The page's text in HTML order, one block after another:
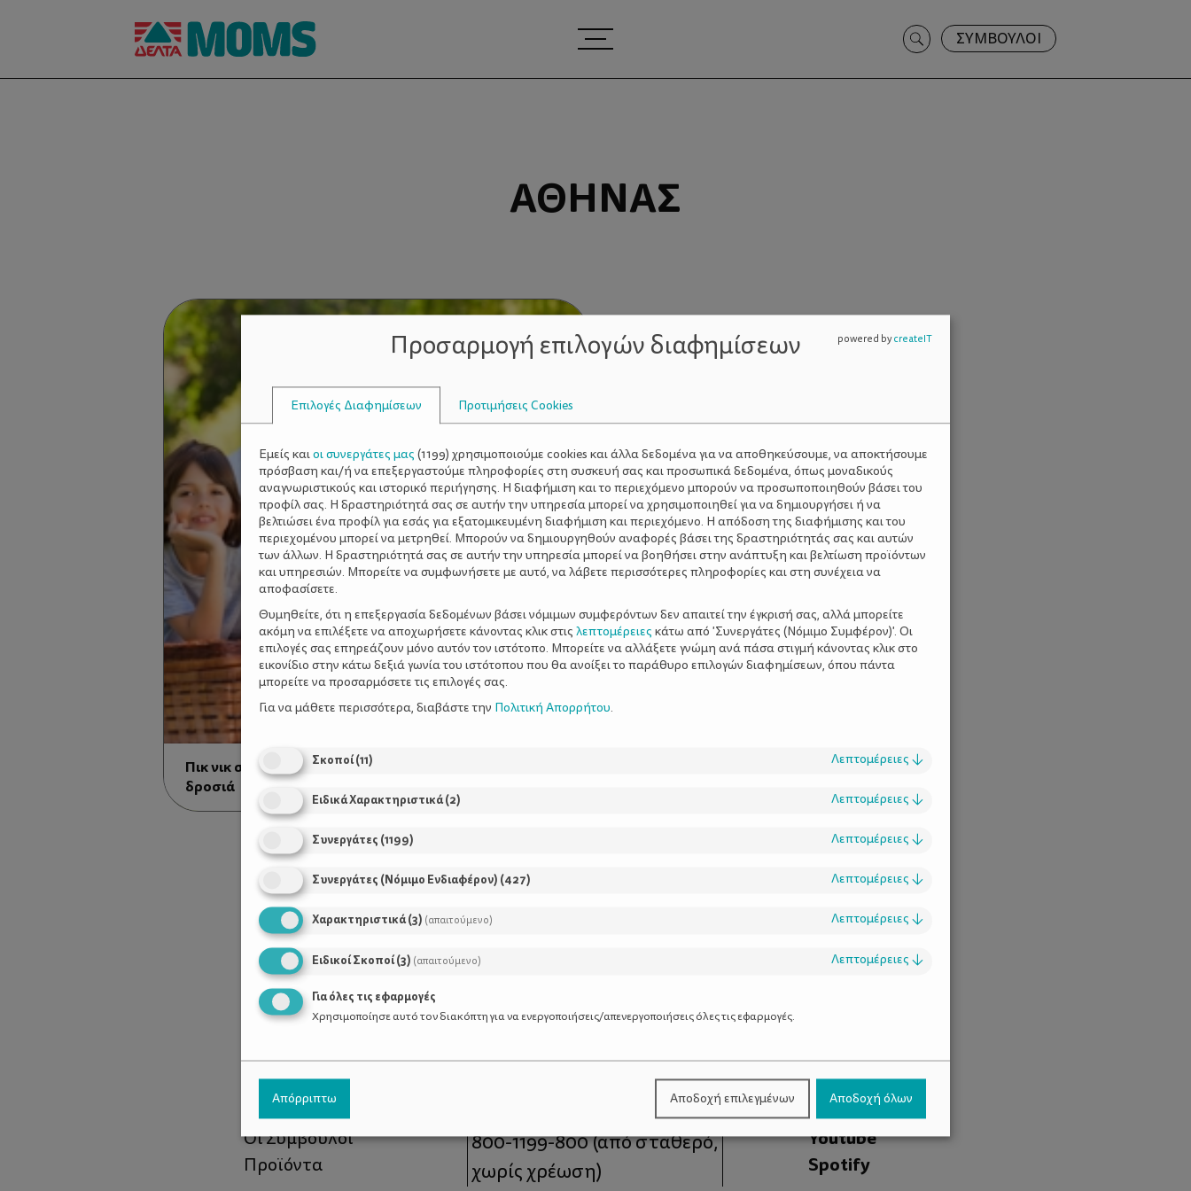
Search
for:
ΣΥΜΒΟΥΛΟΙ
ΑΘΉΝΑΣ
Πικ νικ στην Αττική – 14 διευθύνσεις όλο
δροσιά
Χρήσιμοι Σύνδεσμοι
Τι είναι το ΔΕΛΤΑ moms
Οι Σύμβουλοι
Προϊόντα
Τηλέφωνο Επικοινωνίας:
800-1199-800(από σταθερό,
χωρίς χρέωση)
Facebook
Instagram
Youtube
Spotify
Προσαρμογή επιλογών διαφημίσεων
Επιλογές Διαφημίσεων Προτιμήσεις Cookies
Εμείς καιοι συνεργάτες μας (1199) χρησιμοποιούμε cookies και άλλα δεδομένα για να αποθηκεύσουμε, να αποκτήσουμε
πρόσβαση και/ή να επεξεργαστούμε πληροφορίες στη συσκευή σας και προσωπικά δεδομένα, όπως μοναδικούς
αναγνωριστικούς και ιστορικό περιήγησης. Η διαφήμιση και το περιεχόμενο μπορούν να προσωποποιηθούν βάσει του
προφίλ σας. Η δραστηριότητά σας σε αυτήν την υπηρεσία μπορεί να χρησιμοποιηθεί για να δημιουργήσει ή να
βελτιώσει ένα προφίλ για εσάς για εξατομικευμένη διαφήμιση και περιεχόμενο. Η απόδοση της διαφήμισης και του
περιεχομένου μπορεί να μετρηθεί. Μπορούν να δημιουργηθούν αναφορές βάσει της δραστηριότητάς σας και αυτών
των άλλων. Η δραστηριότητά σας σε αυτήν την υπηρεσία μπορεί να βοηθήσει στην ανάπτυξη και βελτίωση προϊόντων
και υπηρεσιών. Μπορείτε να συμφωνήσετε με αυτό, να λάβετε περισσότερες πληροφορίες και στη συνέχεια να
αποφασίσετε.
Θυμηθείτε, ότι η επεξεργασία δεδομένων βάσει νόμιμων συμφερόντων δεν απαιτεί την έγκρισή σας, αλλά μπορείτε
ακόμη να επιλέξετε να αποχωρήσετε κάνοντας κλικ στις λεπτομέρειες κάτω από 'Συνεργάτες (Νόμιμο Συμφέρον)'. Οι
επιλογές σας επηρεάζουν μόνο αυτόν τον ιστότοπο. Μπορείτε να αλλάξετε γνώμη ανά πάσα στιγμή κάνοντας κλικ στο
εικονίδιο στην κάτω δεξιά γωνία του ιστότοπου που θα ανοίξει το παράθυρο επιλογών διαφημίσεων, όπου πάντα
μπορείτε να προσαρμόσετε τις επιλογές σας.
Για να μάθετε περισσότερα, διαβάστε την Πολιτική Απορρήτου.
Σκοποί(11) Λεπτομέρειες ↓
Ειδικά Χαρακτηριστικά(2) Λεπτομέρειες ↓
Συνεργάτες (1199) Λεπτομέρειες ↓
Συνεργάτες (Νόμιμο Ενδιαφέρον) (427) Λεπτομέρειες ↓
Χαρακτηριστικά(3) (απαιτούμενο) Λεπτομέρειες ↓
Ειδικοί Σκοποί(3) (απαιτούμενο) Λεπτομέρειες ↓
Για όλες τις εφαρμογές
Χρησιμοποίησε αυτό τον διακόπτη για να ενεργοποιήσεις/απενεργοποιήσεις όλες τις εφαρμογές.
Απόρριπτω Αποδοχή επιλεγμένων Αποδοχή όλων
powered bycreateIT